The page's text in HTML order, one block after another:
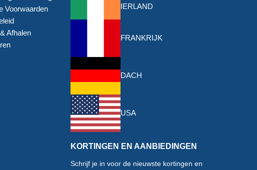
Voorwaarden
Afhalen
IERLAND
FRANKRIJK
DACH
USA
KORTINGEN EN AANBIEDINGEN
Schrijf je in voor de nieuwste kortingen en